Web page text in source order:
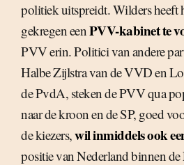
politiek uitspreidt. Wilders heeft
gekregen eenPVV-kabinet te
PVV erin. Politici van andere
Halbe Zijlstra van de VVD en
de PvdA, steken de PVV qua
naar de kroon en de SP, goed
de kiezers,wil inmiddels ook
positie van Nederland binnen de